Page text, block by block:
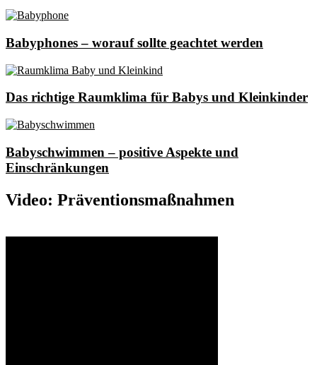
Babyphones – worauf sollte geachtet werden
Das richtige Raumklima für Babys und Kleinkinder
Babyschwimmen – positive Aspekte und
Einschränkungen
Video: Präventionsmaßnahmen